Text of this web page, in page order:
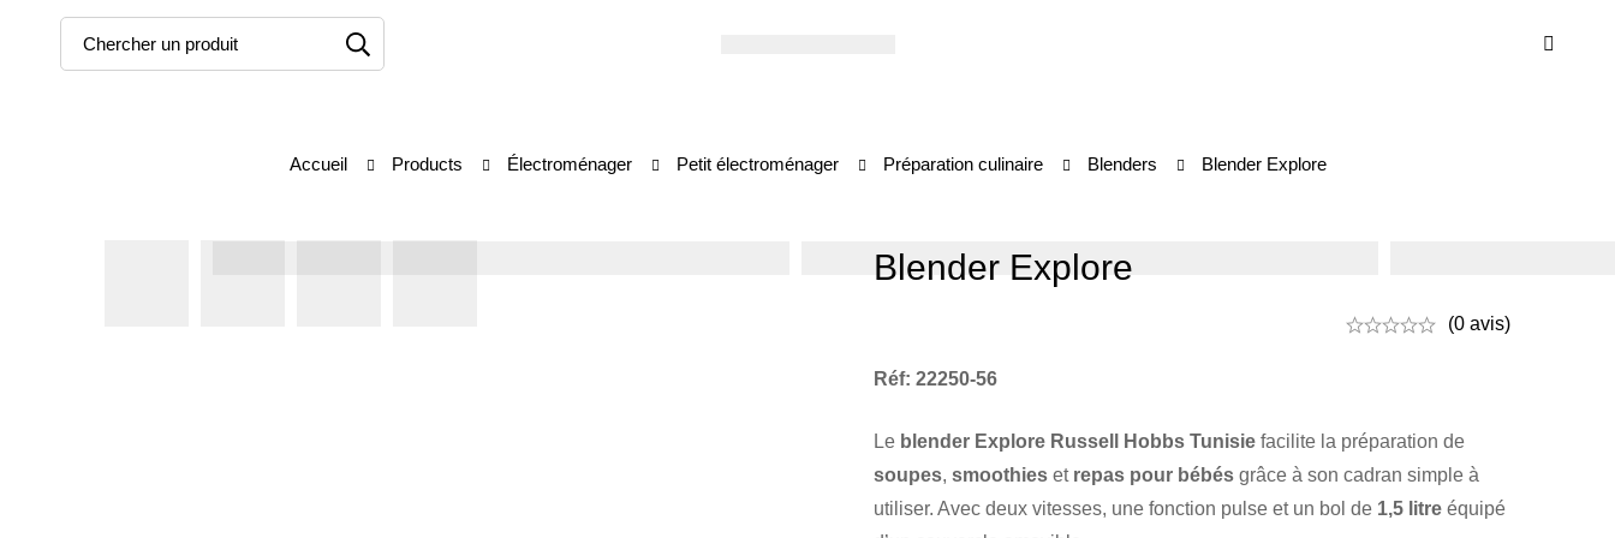
Accueil Products Électroménager Petit électroménager Préparation culinaire Blenders Blender Explore
Blender Explore
(0 avis)
Réf: 22250-56
Le blender Explore Russell Hobbs Tunisie facilite la préparation de
soupes, smoothies et repas pour bébés grâce à son cadran simple à
utiliser. Avec deux vitesses, une fonction pulse et un bol de 1,5 litre équipé